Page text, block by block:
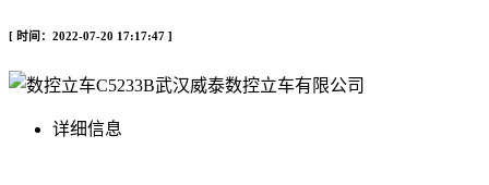
[ 时间：2022-07-20 17:17:47 ]
详细信息